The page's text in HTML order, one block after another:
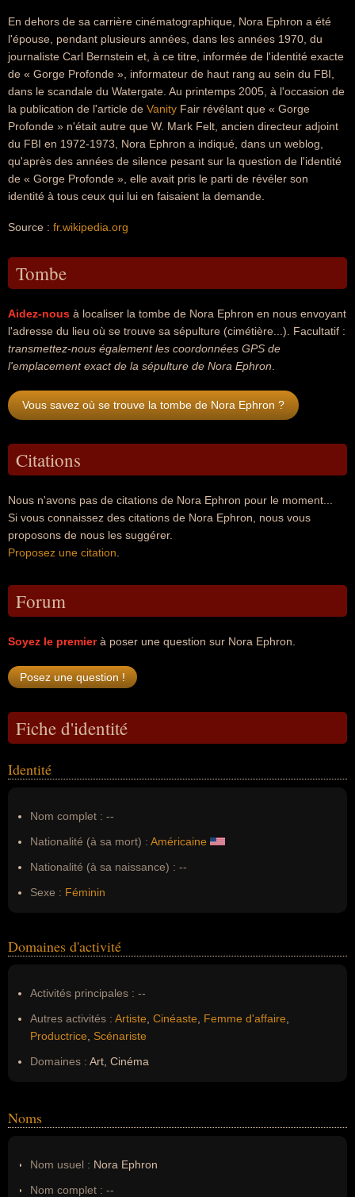
En dehors de sa carrière cinématographique, Nora Ephron a été
l'épouse, pendant plusieurs années, dans les années 1970, du
journaliste Carl Bernstein et, à ce titre, informée de l'identité exacte
de « Gorge Profonde », informateur de haut rang au sein du FBI,
dans le scandale du Watergate. Au printemps 2005, à l'occasion de
la publication de l'article de Vanity Fair révélant que « Gorge
Profonde » n'était autre que W. Mark Felt, ancien directeur adjoint
du FBI en 1972-1973, Nora Ephron a indiqué, dans un weblog,
qu'après des années de silence pesant sur la question de l'identité
de « Gorge Profonde », elle avait pris le parti de révéler son
identité à tous ceux qui lui en faisaient la demande.
Source : fr.wikipedia.org
Tombe
Aidez-nous à localiser la tombe de Nora Ephron en nous envoyant
l'adresse du lieu où se trouve sa sépulture (cimétière...). Facultatif :
transmettez-nous également les coordonnées GPS de
l'emplacement exact de la sépulture de Nora Ephron
Vous savez où se trouve la tombe de Nora Ephron ?
Citations
Nous n'avons pas de citations de Nora Ephron pour le moment...
Si vous connaissez des citations de Nora Ephron, nous vous
proposons de nous les suggérer.
Proposez une citation
Forum
Soyez le premierà poser une question sur Nora Ephron.
Fiche d'identité
Identité
Nom complet : --
Nationalité (à sa mort) : Américaine
Nationalité (à sa naissance) : --
Sexe : Féminin
Domaines d'activité
Activités principales : --
Autres activités : Artiste Cinéaste Femme d'affaire
Productrice
Scénariste
Domaines : Art, Cinéma
Noms
Nom usuel : Nora Ephron
Nom complet : --